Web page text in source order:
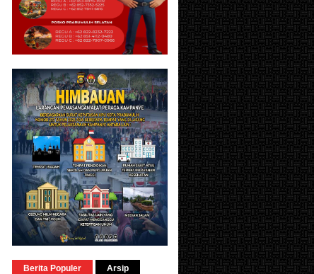
Berita Populer Arsip